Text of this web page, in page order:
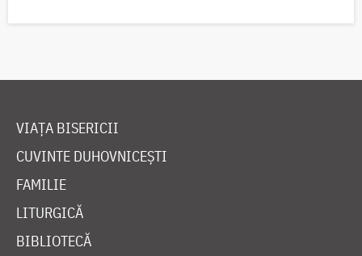
VIAȚA BISERICII
CUVINTE DUHOVNICEȘTI
FAMILIE
LITURGICĂ
BIBLIOTECĂ